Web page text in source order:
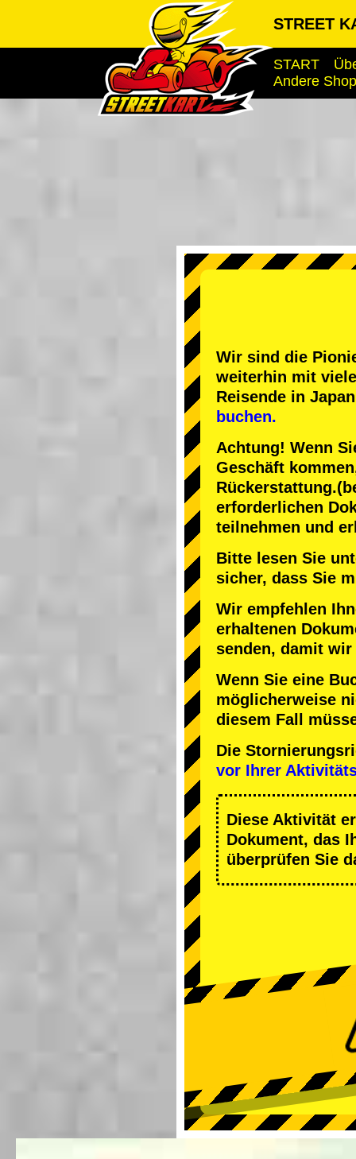
STREET
START
Andere
Wir sind die
weiterhin mit
Reisende in
buchen.
Achtung! Wenn
Geschäft
Rückerstattung.
erforderlichen
teilnehmen und
Bitte lesen Sie
sicher, dass Sie
Wir empfehlen
erhaltenen
senden, damit
Wenn Sie eine
möglicherweise
diesem Fall
Die
vor Ihrer
Diese Aktivität
Dokument, das
überprüfen Sie